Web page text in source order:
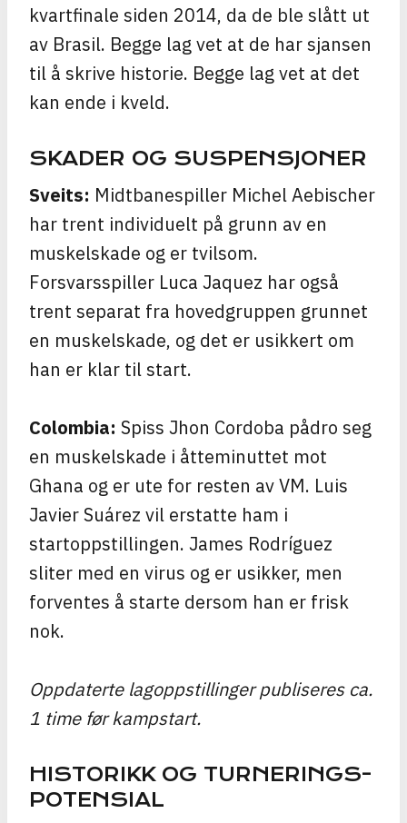
kvartfinale siden 2014, da de ble slått ut
av Brasil. Begge lag vet at de har sjansen
til å skrive historie. Begge lag vet at det
kan ende i kveld.
SKADER OG SUSPENSJONER
Sveits: Midtbanespiller Michel Aebischer
har trent individuelt på grunn av en
muskelskade og er tvilsom.
Forsvarsspiller Luca Jaquez har også
trent separat fra hovedgruppen grunnet
en muskelskade, og det er usikkert om
han er klar til start.
Colombia: Spiss Jhon Cordoba pådro seg
en muskelskade i åtteminuttet mot
Ghana og er ute for resten av VM. Luis
Javier Suárez vil erstatte ham i
startoppstillingen. James Rodríguez
sliter med en virus og er usikker, men
forventes å starte dersom han er frisk
nok.
Oppdaterte lagoppstillinger publiseres ca.
1 time før kampstart.
HISTORIKK OG TURNERINGS-
POTENSIAL